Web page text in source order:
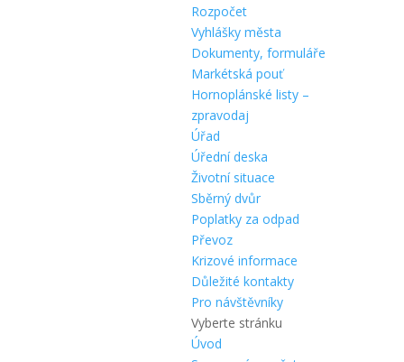
Rozpočet
Vyhlášky města
Dokumenty, formuláře
Markétská pouť
Hornoplánské listy –
zpravodaj
Úřad
Úřední deska
Životní situace
Sběrný dvůr
Poplatky za odpad
Převoz
Krizové informace
Důležité kontakty
Pro návštěvníky
Vyberte stránku
Úvod